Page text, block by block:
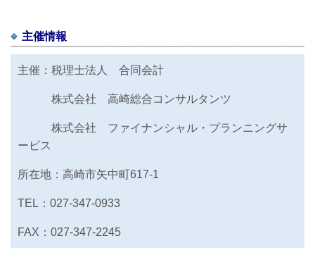
主催情報
主催：税理士法人 合同会計
株式会社 高崎総合コンサルタンツ
株式会社 ファイナンシャル・プランニングサ
ービス
所在地：高崎市矢中町617-1
TEL：027-347-0933
FAX：027-347-2245